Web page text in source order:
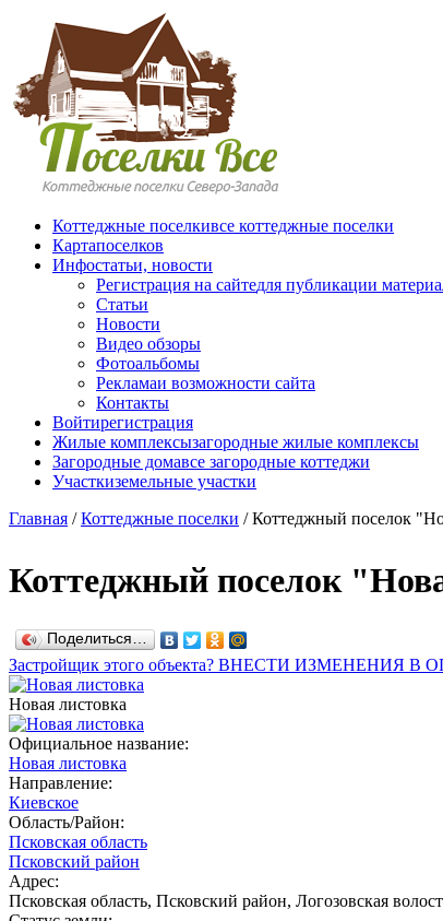
Перейти к основному содержанию
Коттеджные поселкивсе коттеджные поселки
Картапоселков
Инфостатьи, новости
Регистрация на сайтедля публикации
Статьи
Новости
Видео обзоры
Фотоальбомы
Рекламаи возможности сайта
Контакты
Войтирегистрация
Жилые комплексызагородные жилые комплексы
Загородные домавсе загородные коттеджи
Участкиземельные участки
Главная / Коттеджные поселки /Коттеджный поселок
Коттеджный поселок
Поделиться…
Застройщик этого объекта? ВНЕСТИ ИЗМЕНЕНИЯ В
Новая листовка
Официальное название:
Новая листовка
Направление:
Киевское
Область/Район:
Псковская область
Псковский район
Адрес:
Псковская область, Псковский район, Логозовская